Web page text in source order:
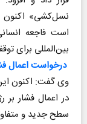
نسل‌کشی» اکنون
است فاجعه
بین‌المللی برای
درخواست اعمال
وی گفت: اکنون
در اعمال فشار
سطح جدید و